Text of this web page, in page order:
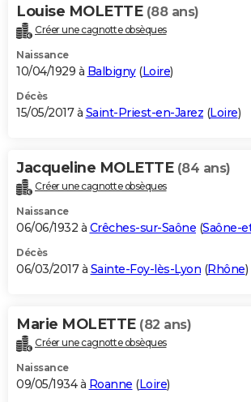
Louise MOLETTE (88 ans)
Créer une cagnotte obsèques
Naissance
10/04/1929 à Balbigny(Loire)
Décès
15/05/2017 à Saint-Priest-en-Jarez (Loire)
Jacqueline MOLETTE (84 ans)
Créer une cagnotte obsèques
Naissance
06/06/1932 à Crêches-sur-Saône (Saône-
Décès
06/03/2017 à Sainte-Foy-lès-Lyon (Rhône)
Marie MOLETTE (82 ans)
Créer une cagnotte obsèques
Naissance
09/05/1934 à Roanne (Loire)